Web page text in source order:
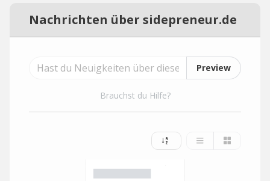
Nachrichten über sidepreneur.de
Preview
Brauchst du Hilfe?